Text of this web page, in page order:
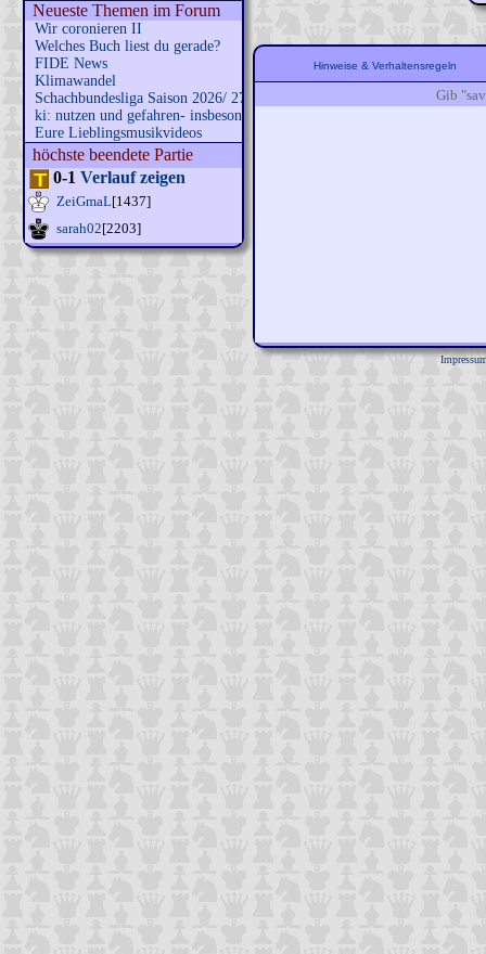
Neueste Themen im Forum
Wir coronieren II
Welches Buch liest du gerade?
FIDE News
Klimawandel
Schachbundesliga Saison 2026/ 27
ki: nutzen und gefahren- insbesondere
Eure Lieblingsmusikvideos
höchste beendete Partie
0-1 Verlauf zeigen
ZeiGmaL[1437]
sarah02[2203]
Hinweise & Verhaltensregeln
Gib